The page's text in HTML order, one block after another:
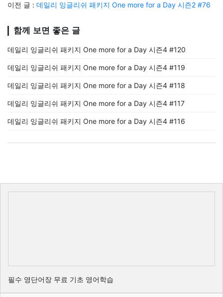
이전 글 : 데일리 잉글리쉬 패키지 One more for a Day 시즌2 #76
함께 보면 좋은 글
데일리 잉글리쉬 패키지 One more for a Day 시즌4 #120
데일리 잉글리쉬 패키지 One more for a Day 시즌4 #119
데일리 잉글리쉬 패키지 One more for a Day 시즌4 #118
데일리 잉글리쉬 패키지 One more for a Day 시즌4 #117
데일리 잉글리쉬 패키지 One more for a Day 시즌4 #116
필수 영단어장 무료 기초 영어학습